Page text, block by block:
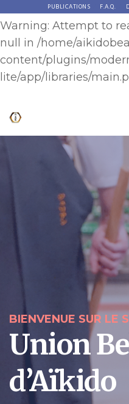
Warning: Attempt to
null in /home/
content/plugins/
lite/app/libraries/
PUBLICATIONS F.A.Q.
BIENVENUE SUR LE
Union
d’Aïkido